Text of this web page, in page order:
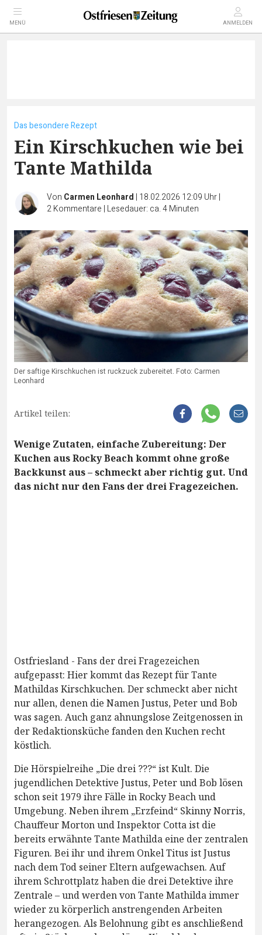
MENÜ ANMELDEN
Das besondere Rezept
Ein Kirschkuchen wie bei
Tante Mathilda
Von Carmen Leonhard | 18.02.2026 12:09 Uhr|
2Kommentare | Lesedauer: ca. 4 Minuten
Der saftige Kirschkuchen ist ruckzuck zubereitet. Foto: Carmen
Leonhard
Artikel teilen:
Wenige Zutaten, einfache Zubereitung: Der
Kuchen aus Rocky Beach kommt ohne große
Backkunst aus – schmeckt aber richtig gut. Und
das nicht nur den Fans der drei Fragezeichen.
Ostfriesland - Fans der drei Fragezeichen
aufgepasst: Hier kommt das Rezept für Tante
Mathildas Kirschkuchen. Der schmeckt aber nicht
nur allen, denen die Namen Justus, Peter und Bob
was sagen. Auch ganz ahnungslose Zeitgenossen in
der Redaktionsküche fanden den Kuchen recht
köstlich.
Die Hörspielreihe „Die drei ???“ ist Kult. Die
jugendlichen Detektive Justus, Peter und Bob lösen
schon seit 1979 ihre Fälle in Rocky Beach und
Umgebung. Neben ihrem „Erzfeind“ Skinny Norris,
Chauffeur Morton und Inspektor Cotta ist die
bereits erwähnte Tante Mathilda eine der zentralen
Figuren. Bei ihr und ihrem Onkel Titus ist Justus
nach dem Tod seiner Eltern aufgewachsen. Auf
ihrem Schrottplatz haben die drei Detektive ihre
Zentrale – und werden von Tante Mathilda immer
wieder zu körperlich anstrengenden Arbeiten
herangezogen. Als Belohnung gibt es anschließend